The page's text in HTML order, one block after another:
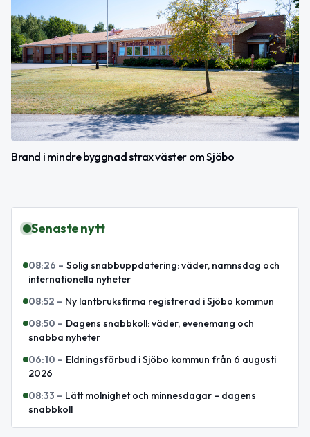
Brand i mindre byggnad strax väster om Sjöbo
Senaste nytt
08:26 – Solig snabbuppdatering: väder, namnsdag och
internationella nyheter
08:52 – Ny lantbruksfirma registrerad i Sjöbo kommun
08:50 – Dagens snabbkoll: väder, evenemang och
snabba nyheter
06:10 – Eldningsförbud i Sjöbo kommun från 6 augusti
2026
08:33 – Lätt molnighet och minnesdagar – dagens
snabbkoll